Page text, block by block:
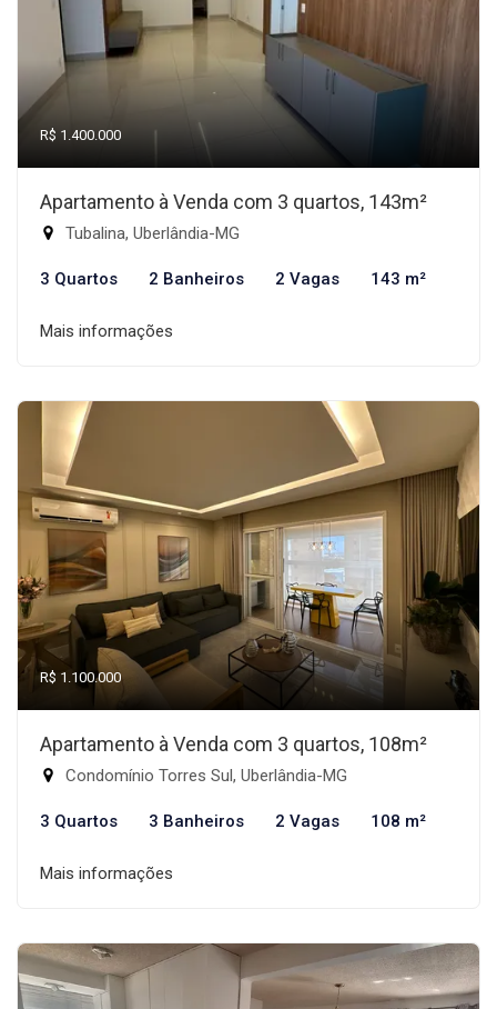
R$ 1.400.000
Apartamento à Venda com 3 quartos, 143m²
Tubalina, Uberlândia-MG
3 Quartos 2 Banheiros 2 Vagas 143 m²
Mais informações
R$ 1.100.000
Apartamento à Venda com 3 quartos, 108m²
Condomínio Torres Sul, Uberlândia-MG
3 Quartos 3 Banheiros 2 Vagas 108 m²
Mais informações